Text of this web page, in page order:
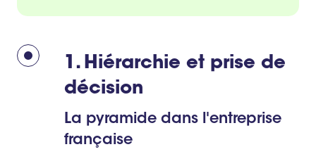
1. Hiérarchie et prise de
décision
La pyramide dans l'entreprise
française